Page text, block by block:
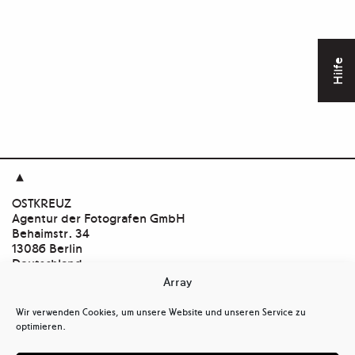
Array
Wir verwenden Cookies, um unsere Website und unseren Service zu
optimieren.
Hilfe

OSTKREUZ
Agentur der Fotografen GmbH
Behaimstr. 34
13086 Berlin
Deutschland
tel+ 49(0)30.47 37 39 39
mail@ostkreuz.de
Mein Konto